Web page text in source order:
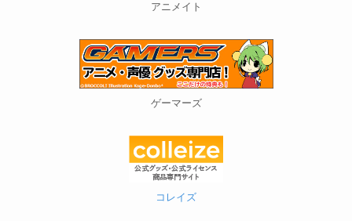
アニメイト
ゲーマーズ
コレイズ